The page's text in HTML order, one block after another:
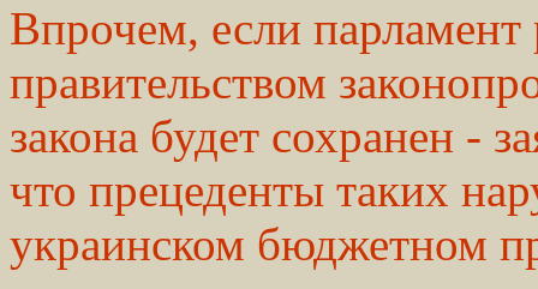
Впрочем, если
правительством
закона будет сохранен -
что прецеденты таких
украинском бюджетном